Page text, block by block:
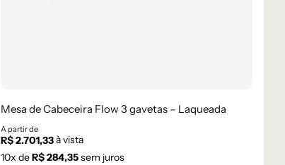
Mesa de Cabeceira Flow 3 gavetas – Laqueada
A partir de
R$2.701,33à vista
10x deR$284,35sem juros